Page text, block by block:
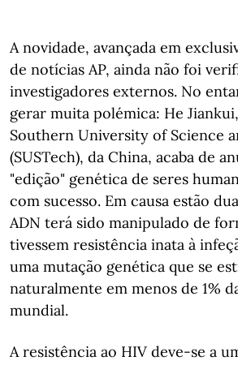
A novidade, avançada em
de notícias AP, ainda não foi
investigadores externos. No
gerar muita polémica: He
Southern University of Science
(SUSTech), da China, acaba de
"edição" genética de seres
com sucesso. Em causa estão
ADN terá sido manipulado de
tivessem resistência inata à
uma mutação genética que se
naturalmente em menos de 1%
mundial.
A resistência ao HIV deve-se a